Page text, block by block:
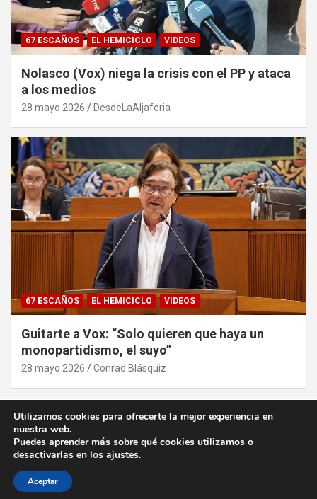
67 ESCAÑOS EL HEMICICLO VIDEOS
Nolasco (Vox) niega la crisis con el PP y ataca
a los medios
28 mayo 2026 DesdeLaAljaferia
67 ESCAÑOS EL HEMICICLO VIDEOS
Guitarte a Vox: “Solo quieren que haya un
monopartidismo, el suyo”
28 mayo 2026 Conrad Blásquiz
desde la Aljafería
Tema por:
Theme Horse
Utilizamos cookies para ofrecerte la mejor experiencia en
nuestra web.
Puedes aprender más sobre qué cookies utilizamos o
desactivarlas en los ajustes.
Aceptar